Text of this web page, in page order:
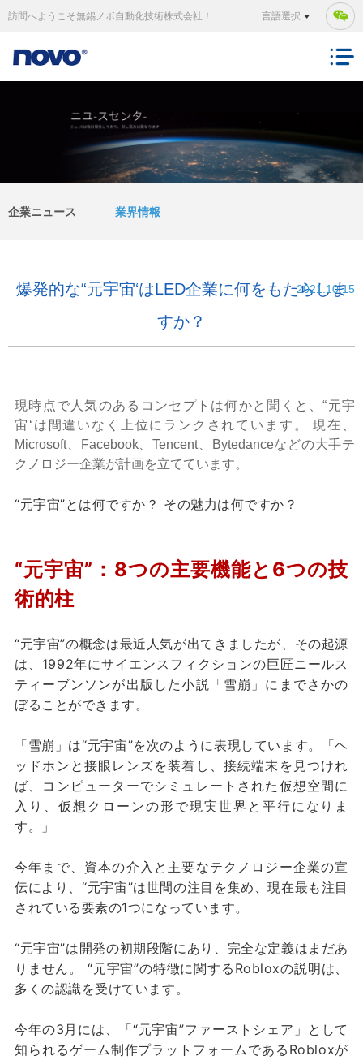
訪問へようこそ無錫ノボ自動化技術株式会社！ 言語選択
企業ニュース 業界情報
爆発的な“元宇宙‘はLED企業に何をもたらしま
すか？
2021.10.15
現時点で人気のあるコンセプトは何かと聞くと、“元宇
宙‘は間違いなく上位にランクされています。 現在、
Microsoft、Facebook、Tencent、Bytedanceなどの大手テ
クノロジー企業が計画を立てています。
“元宇宙”とは何ですか？ その魅力は何ですか？
“元宇宙”：8つの主要機能と6つの技
術的柱
“元宇宙”の概念は最近人気が出てきましたが、その起源
は、1992年にサイエンスフィクションの巨匠ニールス
ティーブンソンが出版した小説「雪崩」にまでさかの
ぼることができます。
「雪崩」は“元宇宙”を次のように表現しています。「ヘ
ッドホンと接眼レンズを装着し、接続端末を見つけれ
ば、コンピューターでシミュレートされた仮想空間に
入り、仮想クローンの形で現実世界と平行になりま
す。」
今年まで、資本の介入と主要なテクノロジー企業の宣
伝により、“元宇宙”は世間の注目を集め、現在最も注目
されている要素の1つになっています。
“元宇宙”は開発の初期段階にあり、完全な定義はまだあ
りません。 “元宇宙”の特徴に関するRobloxの説明は、
多くの認識を受けています。
今年の3月には、「“元宇宙”ファーストシェア」として
知られるゲーム制作プラットフォームであるRobloxが